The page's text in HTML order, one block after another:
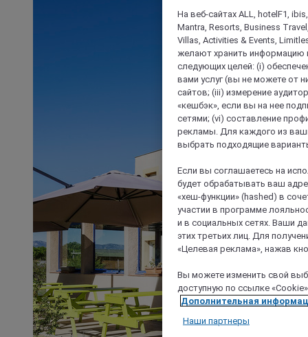
На веб-сайтах ALL, hotelF1,
Mantra, Resorts, Business
Villas, Activities & Events,
желают хранить информацию
следующих целей: (i)
вами услуг (вы не можете от
сайтов; (iii) измерение
«кешбэк», если вы на нее
сетями; (vi) составление
рекламы. Для каждого из
выбрать подходящие
Если вы соглашаетесь на
будет обрабатывать ваш
«хеш-функции» (hashed) в
участии в программе
и в социальных сетях. Ваши
этих третьих лиц. Для
«Целевая реклама», нажав
Вы можете изменить свой
доступную по ссылке
Дополнительная
Наши партнеры